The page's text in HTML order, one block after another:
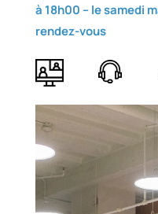
à 18h00 –le samedi
rendez-vous